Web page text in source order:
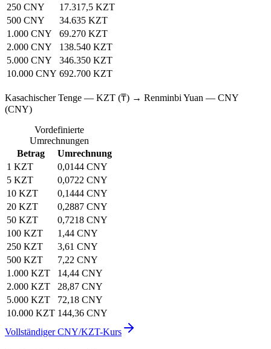
250 CNY
17.317,5 KZT
500 CNY
34.635 KZT
1.000 CNY
69.270 KZT
2.000 CNY
138.540 KZT
5.000 CNY
346.350 KZT
10.000 CNY 692.700 KZT
Kasachischer Tenge — KZT (₸) → Renminbi Yuan — CNY
(CNY)
Vordefinierte
Umrechnungen
Betrag
Umrechnung
1 KZT
0,0144 CNY
5 KZT
0,0722 CNY
10 KZT
0,1444 CNY
20 KZT
0,2887 CNY
50 KZT
0,7218 CNY
100 KZT
1,44 CNY
250 KZT
3,61 CNY
500 KZT
7,22 CNY
1.000 KZT
14,44 CNY
2.000 KZT
28,87 CNY
5.000 KZT
72,18 CNY
10.000 KZT 144,36 CNY
Vollständiger CNY/KZT-Kurs